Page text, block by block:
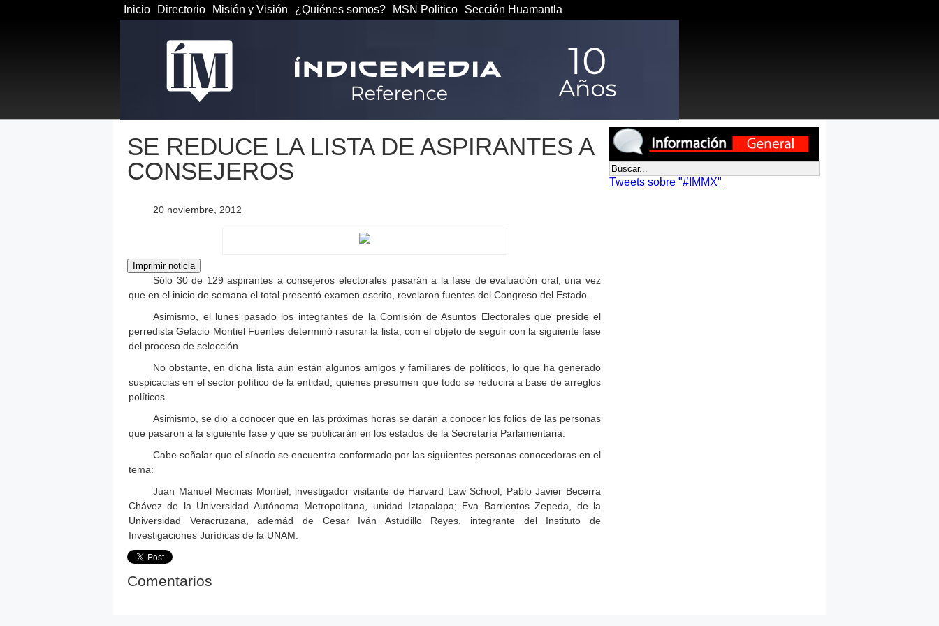
Inicio Directorio Misión y Visión ¿Quiénes somos? MSN Politico Sección Huamantla
SE REDUCE LA LISTA DE ASPIRANTES A
CONSEJEROS
20 noviembre, 2012
Sólo 30 de 129 aspirantes a consejeros electorales pasarán a la fase de evaluación oral, una vez
que en el inicio de semana el total presentó examen escrito, revelaron fuentes del Congreso del Estado.
Asimismo, el lunes pasado los integrantes de la Comisión de Asuntos Electorales que preside el
perredista Gelacio Montiel Fuentes determinó rasurar la lista, con el objeto de seguir con la siguiente fase
del proceso de selección.
No obstante, en dicha lista aún están algunos amigos y familiares de políticos, lo que ha generado
suspicacias en el sector político de la entidad, quienes presumen que todo se reducirá a base de arreglos
políticos.
Asimismo, se dio a conocer que en las próximas horas se darán a conocer los folios de las personas
que pasaron a la siguiente fase y que se publicarán en los estados de la Secretaría Parlamentaria.
Cabe señalar que el sínodo se encuentra conformado por las siguientes personas conocedoras en el
tema:
Juan Manuel Mecinas Montiel, investigador visitante de Harvard Law School; Pablo Javier Becerra
Chávez de la Universidad Autónoma Metropolitana, unidad Iztapalapa; Eva Barrientos Zepeda, de la
Universidad Veracruzana, ademád de Cesar Iván Astudillo Reyes, integrante del Instituto de
Investigaciones Jurídicas de la UNAM.
Comentarios
Tweets sobre "#IMMX"